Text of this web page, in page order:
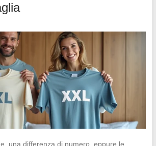
una differenza di numero, eppure le